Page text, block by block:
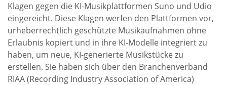
Klagen gegen die KI-Musikplattformen Suno und Udio
eingereicht. Diese Klagen werfen den Plattformen vor,
urheberrechtlich geschützte Musikaufnahmen ohne
Erlaubnis kopiert und in ihre KI-Modelle integriert zu
haben, um neue, KI-generierte Musikstücke zu
erstellen. Sie haben sich über den Branchenverband
RIAA (Recording Industry Association of America)